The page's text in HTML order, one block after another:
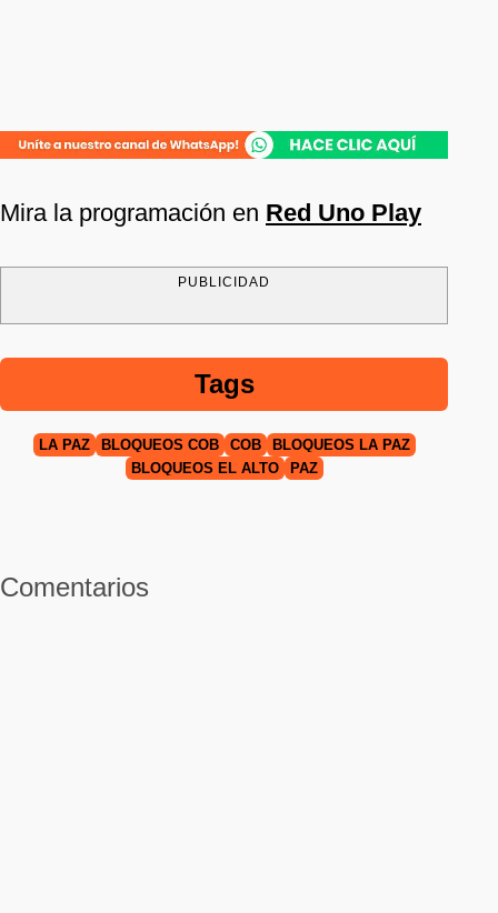
Mira la programación en Red Uno Play
PUBLICIDAD
Tags
LA PAZ BLOQUEOS COB COB
BLOQUEOS LA PAZ
BLOQUEOS EL ALTO
PAZ
Comentarios